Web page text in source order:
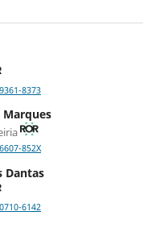
8373
Marques
852X
Dantas
6142